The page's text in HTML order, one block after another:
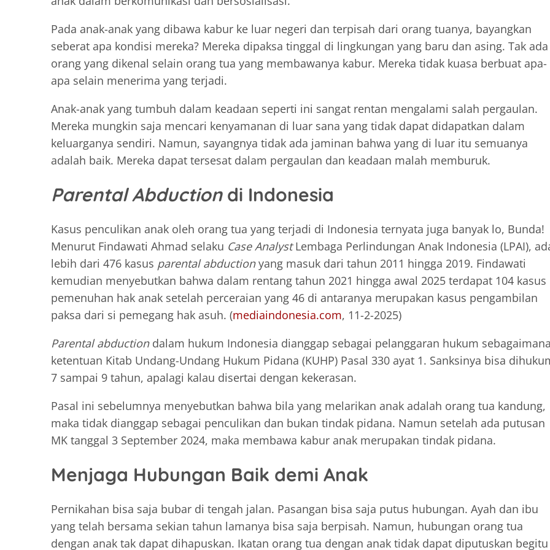
Pada anak-anak yang dibawa kabur ke luar negeri dan terpisah dari orang tuanya, bayangkan
seberat apa kondisi mereka? Mereka dipaksa tinggal di lingkungan yang baru dan asing. Tak ada
orang yang dikenal selain orang tua yang membawanya kabur. Mereka tidak kuasa berbuat apa-
apa selain menerima yang terjadi.
Anak-anak yang tumbuh dalam keadaan seperti ini sangat rentan mengalami salah pergaulan.
Mereka mungkin saja mencari kenyamanan di luar sana yang tidak dapat didapatkan dalam
keluarganya sendiri. Namun, sayangnya tidak ada jaminan bahwa yang di luar itu semuanya
adalah baik. Mereka dapat tersesat dalam pergaulan dan keadaan malah memburuk.
Parental Abductiondi Indonesia
Kasus penculikan anak oleh orang tua yang terjadi di Indonesia ternyata juga banyak lo, Bunda!
Menurut Findawati Ahmad selaku Case AnalystLembaga Perlindungan Anak Indonesia (LPAI),
lebih dari 476 kasus parental abductionyang masuk dari tahun 2011 hingga 2019. Findawati
kemudian menyebutkan bahwa dalam rentang tahun 2021 hingga awal 2025 terdapat 104 kasus
pemenuhan hak anak setelah perceraian yang 46 di antaranya merupakan kasus pengambilan
paksa dari si pemegang hak asuh. (mediaindonesia.com, 11-2-2025)
Parental abductiondalam hukum Indonesia dianggap sebagai pelanggaran hukum
ketentuan Kitab Undang-Undang Hukum Pidana (KUHP) Pasal 330 ayat 1. Sanksinya bisa
7 sampai 9 tahun, apalagi kalau disertai dengan kekerasan.
Pasal ini sebelumnya menyebutkan bahwa bila yang melarikan anak adalah orang tua kandung,
maka tidak dianggap sebagai penculikan dan bukan tindak pidana. Namun setelah ada putusan
MK tanggal 3 September 2024, maka membawa kabur anak merupakan tindak pidana.
Menjaga Hubungan Baik demi Anak
Pernikahan bisa saja bubar di tengah jalan. Pasangan bisa saja putus hubungan. Ayah dan ibu
yang telah bersama sekian tahun lamanya bisa saja berpisah. Namun, hubungan orang tua
dengan anak tak dapat dihapuskan. Ikatan orang tua dengan anak tidak dapat diputuskan begitu